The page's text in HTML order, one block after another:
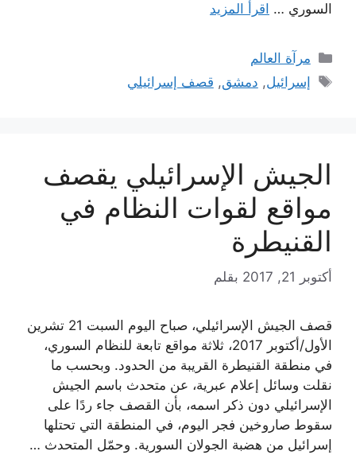
السوري … اقرأ المزيد
التصنيفات
مرآة العالم
الوسوم
إسرائيل, دمشق, قصف إسرائيلي
الجيش الإسرائيلي يقصف
مواقع لقوات النظام في
القنيطرة
أكتوبر 21, 2017 بقلم
قصف الجيش الإسرائيلي، صباح اليوم السبت 21 تشرين
الأول/أكتوبر 2017، ثلاثة مواقع تابعة للنظام السوري،
في منطقة القنيطرة القريبة من الحدود. وبحسب ما
نقلت وسائل إعلام عبرية، عن متحدث باسم الجيش
الإسرائيلي دون ذكر اسمه، بأن القصف جاء ردًا على
سقوط صاروخين فجر اليوم، في المنطقة التي تحتلها
إسرائيل من هضبة الجولان السورية. وحمّل المتحدث …